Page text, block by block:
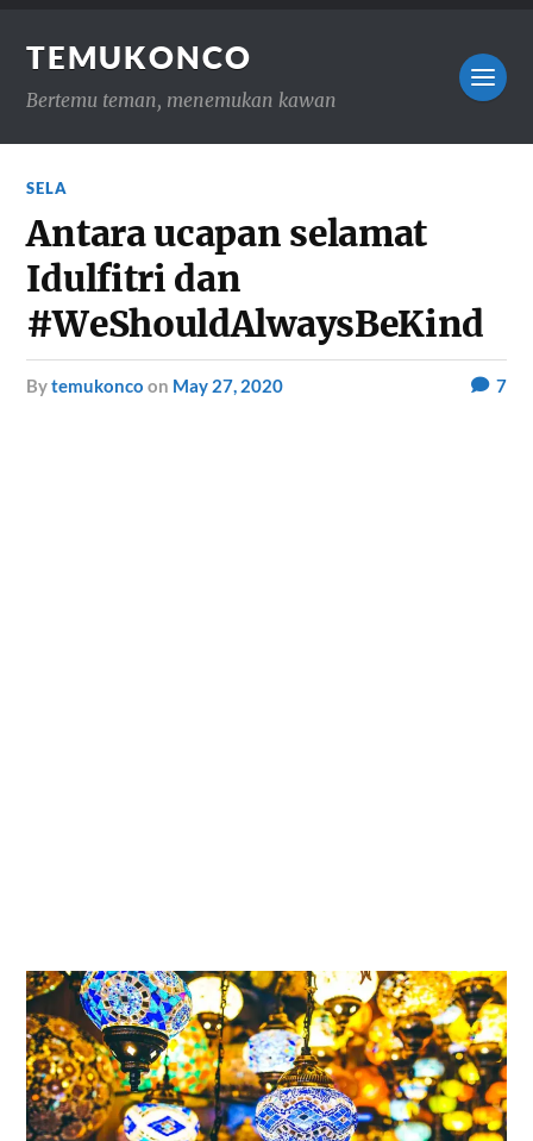
TEMUKONCO
Bertemu teman, menemukan kawan
SELA
Antara ucapan selamat
Idulfitri dan
#WeShouldAlwaysBeKind
bytemukonco on May 27, 2020 7